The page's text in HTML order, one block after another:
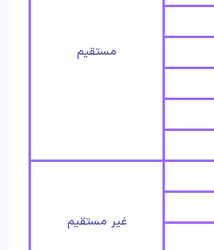
مستقیم
غیر مستقیم